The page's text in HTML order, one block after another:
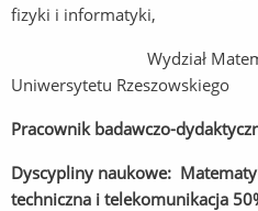
fizyki i informatyki,
Wydział
Uniwersytetu Rzeszowskiego
Pracownik badawczo-
Dyscypliny naukowe:
techniczna i telekomunikacja